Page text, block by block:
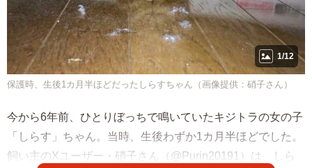
1/12
保護時、生後1カ月半ほどだったしらすちゃん（画像提供：硝子さん）
今から6年前、ひとりぼっちで鳴いていたキジトラの女の子
「しらす」ちゃん。当時、生後わずか1カ月半ほどでした。
飼い主のXユーザー・硝子さん（@Purin20191）は、しら